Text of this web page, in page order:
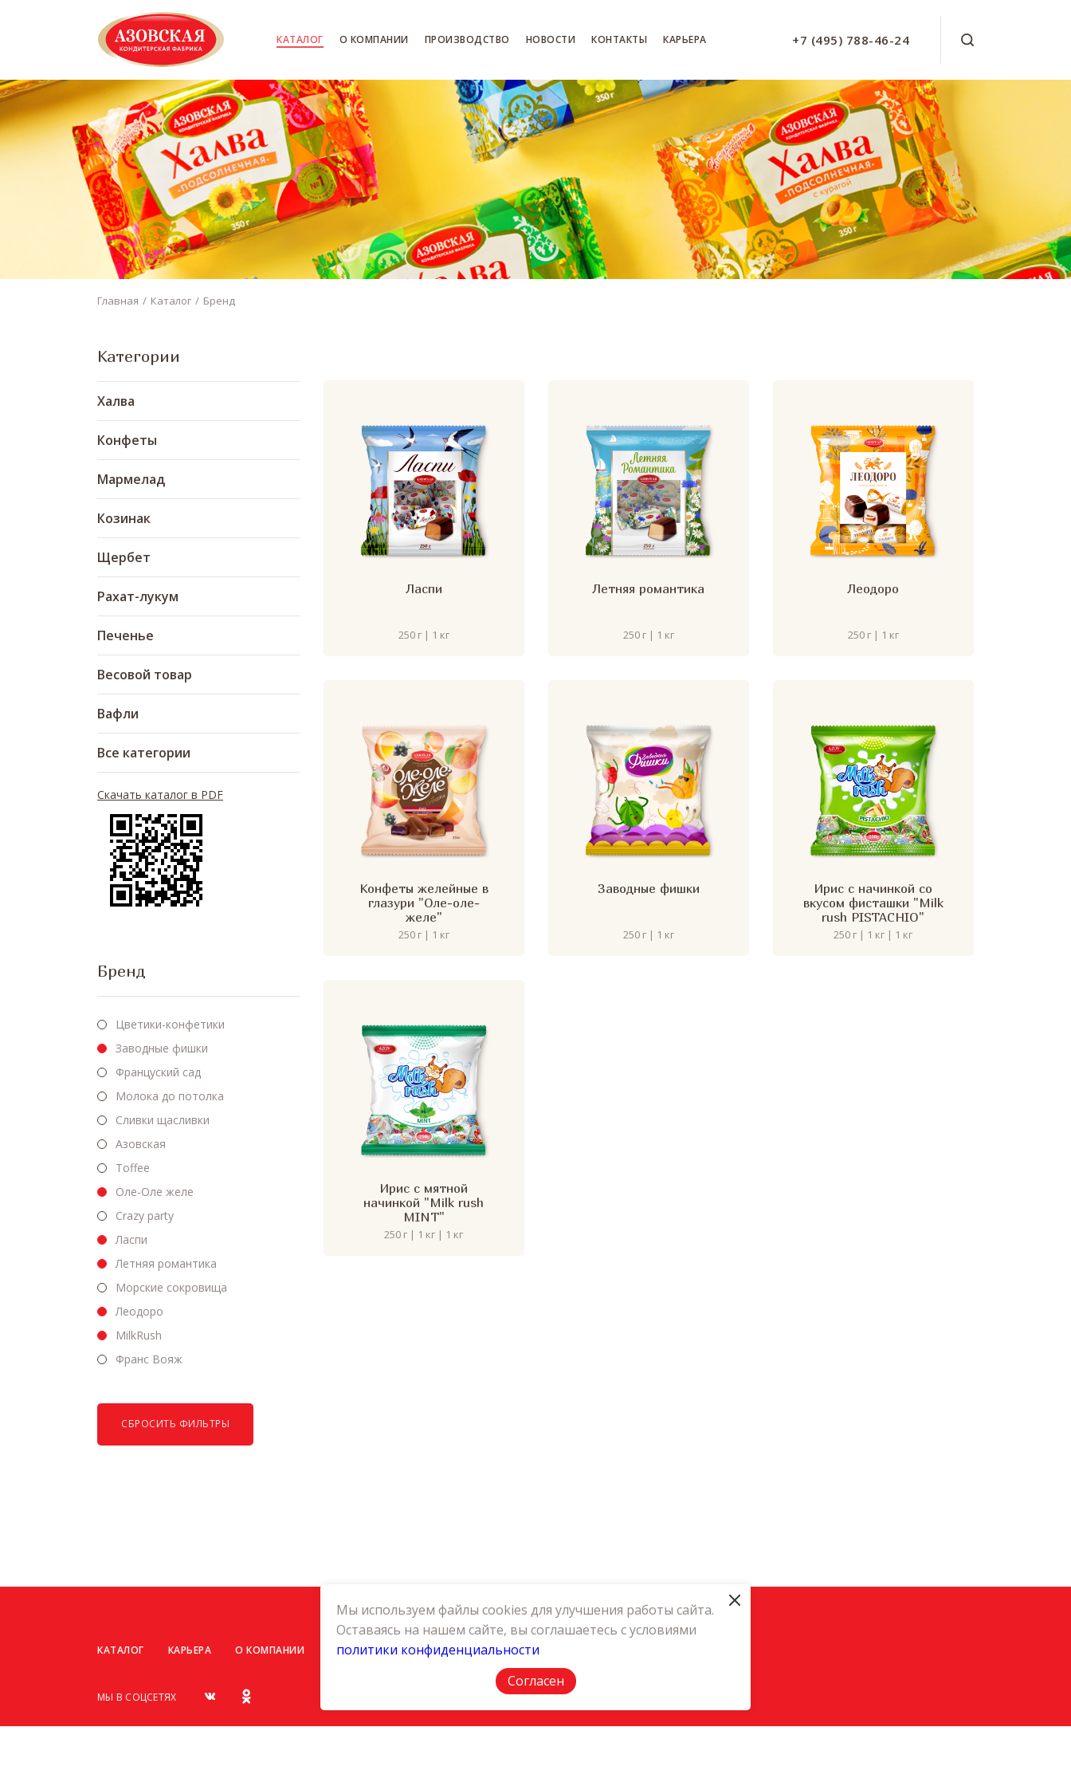
КАТАЛОГ О КОМПАНИИ ПРОИЗВОДСТВО НОВОСТИ КОНТАКТЫ КАРЬЕРА +7 (495) 788-46-24
Главная Каталог Бренд
Категории
Халва
Конфеты
Мармелад
Козинак
Щербет
Рахат-лукум
Печенье
Весовой товар
Вафли
Все категории
Скачать каталог в PDF
Бренд
Цветики-конфетики
Заводные фишки
Француский сад
Молока до потолка
Сливки щасливки
Азовская
Toffee
Оле-Оле желе
Crazy party
Ласпи
Летняя романтика
Морские сокровища
Леодоро
MilkRush
Франс Вояж
СБРОСИТЬ ФИЛЬТРЫ
Ласпи
250 г | 1 кг
Летняя романтика
250 г | 1 кг
Леодоро
250 г | 1 кг
Конфеты желейные в
глазури "Оле-оле-
желе"
250 г | 1 кг
Заводные фишки
250 г | 1 кг
Ирис с начинкой со
вкусом фисташки "Milk
rush PISTACHIO"
250 г | 1 кг | 1 кг
Ирис с мятной
начинкой "Milk rush
MINT"
250 г | 1 кг | 1 кг
КАТАЛОГ КАРЬЕРА О КОМПАНИИ КОНТАКТЫ ПОЛИТИКА КОНФИДЕНЦИАЛЬНОСТИ
МЫ В СОЦСЕТЯХ
Мы используем файлы cookies для улучшения работы сайта.
Оставаясь на нашем сайте, вы соглашаетесь с условиями
политики конфиденциальности
Согласен